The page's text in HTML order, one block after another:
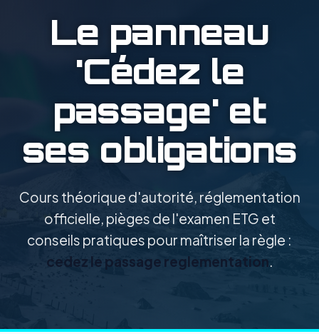
Le panneau
'Cédez le
passage' et
ses obligations
Cours théorique d'autorité, réglementation
officielle, pièges de l'examen ETG et
conseils pratiques pour maîtriser la règle :
cedez le passage reglementation.